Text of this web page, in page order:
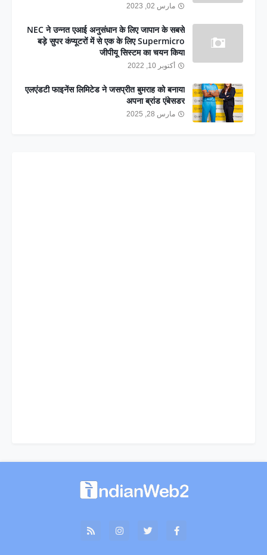
مارس 02, 2023
NEC ने उन्नत एआई अनुसंधान के लिए जापान के सबसे
बड़े सुपर कंप्यूटरों में से एक के लिए Supermicro
जीपीयू सिस्टम का चयन किया
أكتوبر 10, 2022
एलएंडटी फाइनेंस लिमिटेड ने जसप्रीत बुमराह को बनाया
अपना ब्रांड एंबेसडर
مارس 28, 2025